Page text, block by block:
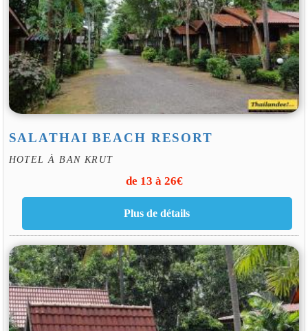
SALATHAI BEACH RESORT
HOTEL À BAN KRUT
de 13 à 26€